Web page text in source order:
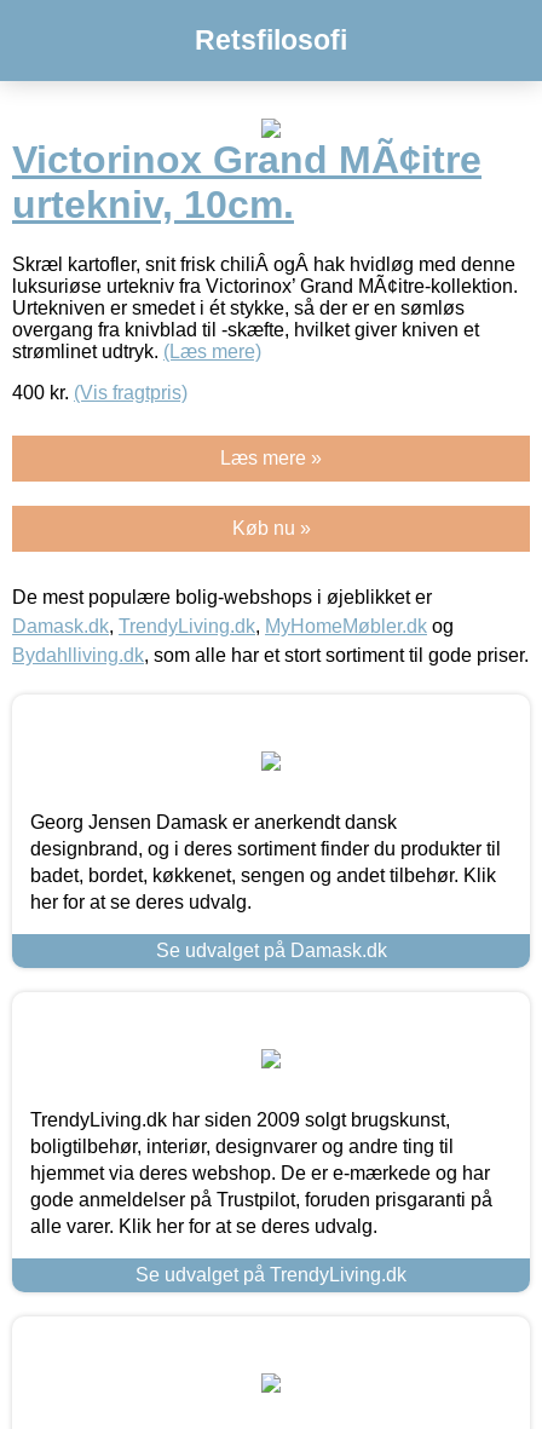
Retsfilosofi
Victorinox Grand MÃ¢itre
urtekniv, 10cm.
Skræl kartofler, snit frisk chiliÂ ogÂ hak hvidløg med denne
luksuriøse urtekniv fra Victorinox’ Grand MÃ¢itre-kollektion.
Urtekniven er smedet i ét stykke, så der er en sømløs
overgang fra knivblad til -skæfte, hvilket giver kniven et
strømlinet udtryk. (Læs mere)
400 kr. (Vis fragtpris)
Læs mere »
Køb nu »
De mest populære bolig-webshops i øjeblikket er
Damask.dk, TrendyLiving.dk, MyHomeMøbler.dk og
Bydahlliving.dk, som alle har et stort sortiment til gode priser.
Georg Jensen Damask er anerkendt dansk
designbrand, og i deres sortiment finder du produkter til
badet, bordet, køkkenet, sengen og andet tilbehør. Klik
her for at se deres udvalg.
Se udvalget på Damask.dk
TrendyLiving.dk har siden 2009 solgt brugskunst,
boligtilbehør, interiør, designvarer og andre ting til
hjemmet via deres webshop. De er e-mærkede og har
gode anmeldelser på Trustpilot, foruden prisgaranti på
alle varer. Klik her for at se deres udvalg.
Se udvalget på TrendyLiving.dk